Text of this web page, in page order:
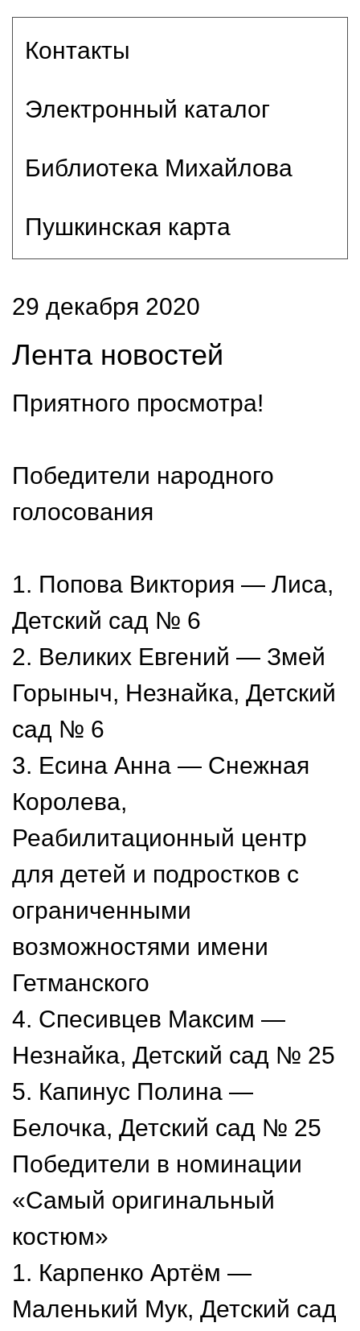
Контакты
Электронный каталог
Библиотека Михайлова
Пушкинская карта
29 декабря 2020
Лента новостей
Приятного просмотра!
Победители народного
голосования
1. Попова Виктория — Лиса,
Детский сад № 6
2. Великих Евгений — Змей
Горыныч, Незнайка, Детский
сад № 6
3. Есина Анна — Снежная
Королева,
Реабилитационный центр
для детей и подростков с
ограниченными
возможностями имени
Гетманского
4. Спесивцев Максим —
Незнайка, Детский сад № 25
5. Капинус Полина —
Белочка, Детский сад № 25
Победители в номинации
«Самый оригинальный
костюм»
1. Карпенко Артём —
Маленький Мук, Детский сад